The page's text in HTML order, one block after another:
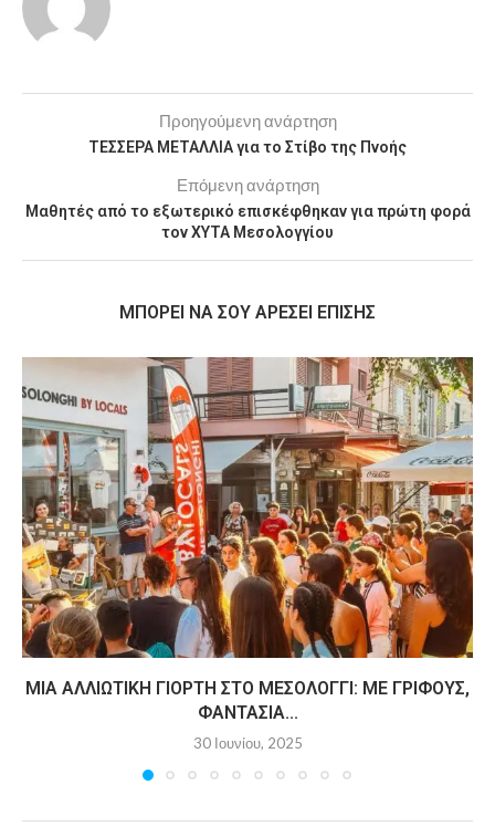
Προηγούμενη ανάρτηση
ΤΕΣΣΕΡΑ ΜΕΤΑΛΛΙΑ για το Στίβο της Πνοής
Επόμενη ανάρτηση
Μαθητές από το εξωτερικό επισκέφθηκαν για πρώτη φορά
τον ΧΥΤΑ Μεσολογγίου
MΠΟΡΕΊ ΝΑ ΣΟΥ ΑΡΈΣΕΙ ΕΠΊΣΗΣ
ΜΙΑ ΑΛΛΙΏΤΙΚΗ ΓΙΟΡΤΉ ΣΤΟ ΜΕΣΟΛΌΓΓΙ: ΜΕ ΓΡΊΦΟΥΣ,
ΦΑΝΤΑΣΊΑ...
30 Ιουνίου, 2025